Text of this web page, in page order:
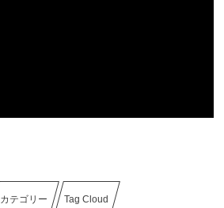
カテゴリー Tag Cloud